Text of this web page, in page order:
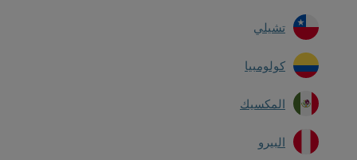
تشيلي
كولومبيا
المكسيك
البيرو